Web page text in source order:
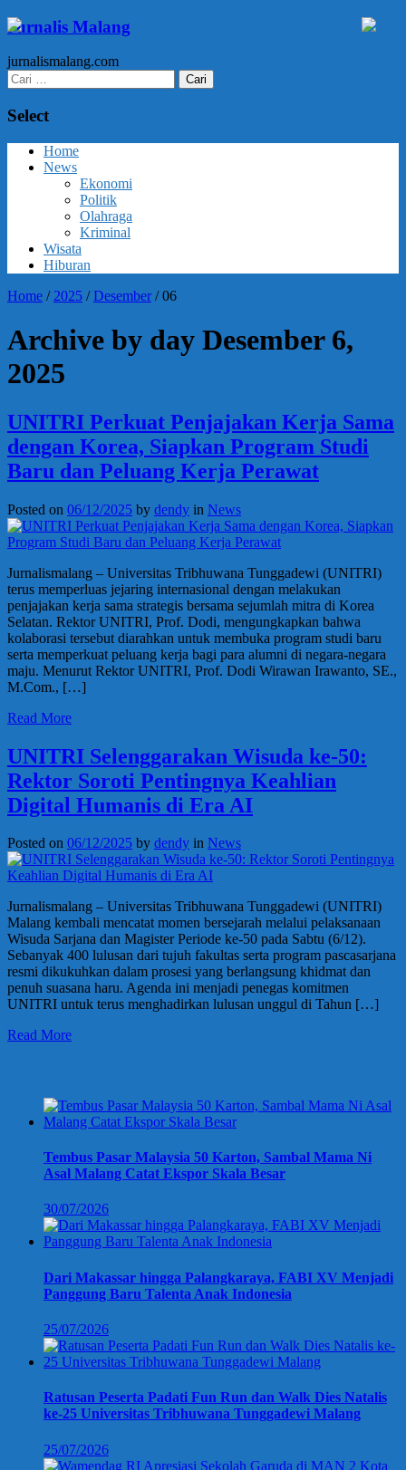
Jurnalis Malang
jurnalismalang.com
Cari
untuk:
Select
Home
News
Ekonomi
Politik
Olahraga
Kriminal
Wisata
Hiburan
Home / 2025 /Desember /06
Archive by day Desember 6,
2025
UNITRI Perkuat Penjajakan Kerja Sama
dengan Korea, Siapkan Program Studi
Baru dan Peluang Kerja Perawat
Posted on 06/12/2025 by dendy in News
Jurnalismalang – Universitas Tribhuwana Tunggadewi (UNITRI)
terus memperluas jejaring internasional dengan melakukan
penjajakan kerja sama strategis bersama sejumlah mitra di Korea
Selatan. Rektor UNITRI, Prof. Dodi, mengungkapkan bahwa
kolaborasi tersebut diarahkan untuk membuka program studi baru
serta memperkuat peluang kerja bagi para alumni di negara-negara
maju. Menurut Rektor UNITRI, Prof. Dodi Wirawan Irawanto, SE.,
M.Com., […]
Read More
UNITRI Selenggarakan Wisuda ke-50:
Rektor Soroti Pentingnya Keahlian
Digital Humanis di Era AI
Posted on 06/12/2025 by dendy in News
Jurnalismalang – Universitas Tribhuwana Tunggadewi (UNITRI)
Malang kembali mencatat momen bersejarah melalui pelaksanaan
Wisuda Sarjana dan Magister Periode ke-50 pada Sabtu (6/12).
Sebanyak 400 lulusan dari tujuh fakultas serta program pascasarjana
resmi dikukuhkan dalam prosesi yang berlangsung khidmat dan
penuh suasana haru. Agenda ini menjadi penegas komitmen
UNITRI untuk terus menghadirkan lulusan unggul di Tahun […]
Read More
Tembus Pasar Malaysia 50 Karton, Sambal Mama Ni
Asal Malang Catat Ekspor Skala Besar
30/07/2026
Dari Makassar hingga Palangkaraya, FABI XV Menjadi
Panggung Baru Talenta Anak Indonesia
25/07/2026
Ratusan Peserta Padati Fun Run dan Walk Dies Natalis
ke-25 Universitas Tribhuwana Tunggadewi Malang
25/07/2026